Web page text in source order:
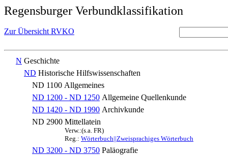
Regensburger Verbundklassifikation
Zur Übersicht RVKO
N Geschichte
ND Historische Hilfswissenschaften
ND 1100 Allgemeines
ND 1200 - ND 1250 Allgemeine Quellenkunde
ND 1420 - ND 1990 Archivkunde
ND 2900 Mittellatein
Verw.:(s.a. FR)
Reg.: Wörterbuch||Zweisprachiges Wörterbuch
ND 3200 - ND 3750 Paläografie